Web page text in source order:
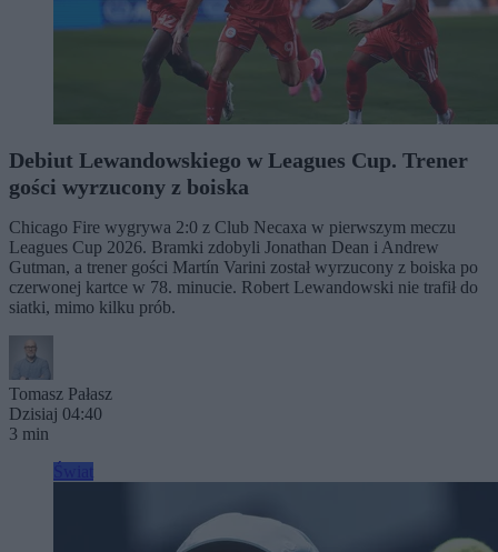
Debiut Lewandowskiego w Leagues Cup. Trener
gości wyrzucony z boiska
Chicago Fire wygrywa 2:0 z Club Necaxa w pierwszym meczu
Leagues Cup 2026. Bramki zdobyli Jonathan Dean i Andrew
Gutman, a trener gości Martín Varini został wyrzucony z boiska po
czerwonej kartce w 78. minucie. Robert Lewandowski nie trafił do
siatki, mimo kilku prób.
Tomasz Pałasz
Dzisiaj 04:40
3 min